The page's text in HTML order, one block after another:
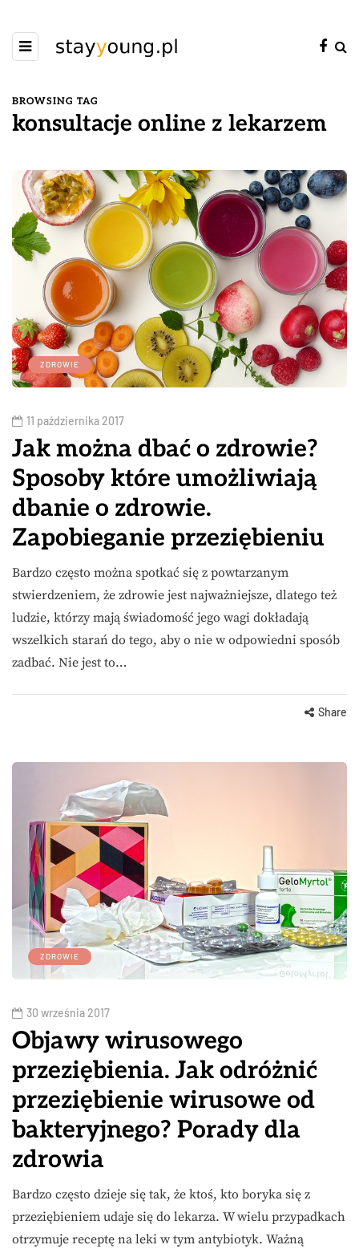
BROWSING TAG
konsultacje online z lekarzem
ZDROWIE
11 października 2017
Jak można dbać o zdrowie?
Sposoby które umożliwiają
dbanie o zdrowie.
Zapobieganie przeziębieniu
Bardzo często można spotkać się z powtarzanym
stwierdzeniem, że zdrowie jest najważniejsze, dlatego też
ludzie, którzy mają świadomość jego wagi dokładają
wszelkich starań do tego, aby o nie w odpowiedni sposób
zadbać. Nie jest to…
Share
ZDROWIE
30 września 2017
Objawy wirusowego
przeziębienia. Jak odróżnić
przeziębienie wirusowe od
bakteryjnego? Porady dla
zdrowia
Bardzo często dzieje się tak, że ktoś, kto boryka się z
przeziębieniem udaje się do lekarza. W wielu przypadkach
otrzymuje receptę na leki w tym antybiotyk. Ważną